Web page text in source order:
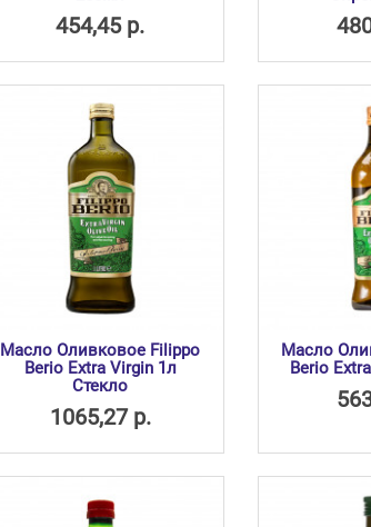
454,45 р.
Масло Оливковое Filippo
Berio Extra Virgin 1л
Стекло
1065,27 р.
Масло
Berio